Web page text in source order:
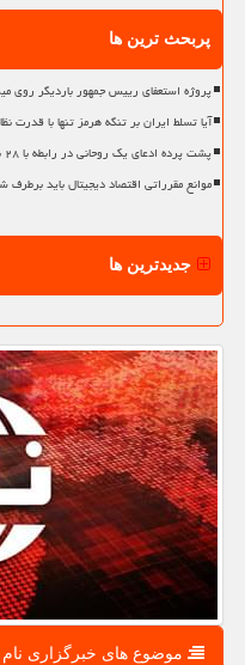
پربحث ترین ها
پروژه استعفای رییس جمهور باردیگر روی
آیا تسلط ایران بر تنگه هرمز تنها با قدرت
پشت پرده ادعای یک روحانی در رابطه با ۲۸ بار استعفای مسعود پزشکیان
موانع مقرراتی اقتصاد دیجیتال باید برطرف
جدیدترین ها
موضوع های خبرگزاری نام